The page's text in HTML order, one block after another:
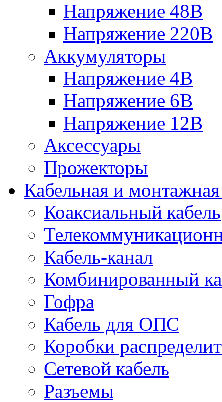
Напряжение 48В
Напряжение 220В
Аккумуляторы
Напряжение 4В
Напряжение 6В
Напряжение 12В
Аксессуары
Прожекторы
Кабельная и
Коаксиальный кабель
Кабель-канал
Комбинированный
Гофра
Кабель для ОПС
Коробки
Сетевой кабель
Разъемы